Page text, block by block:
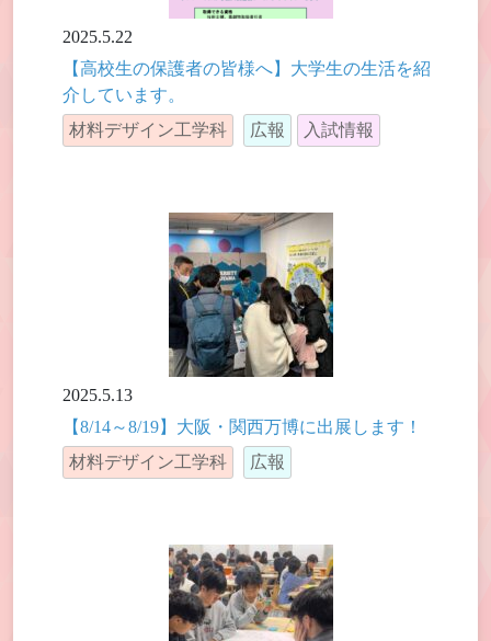
2025.5.22
【高校生の保護者の皆様へ】大学生の生活を紹
介しています。
材料デザイン工学科
広報 入試情報
2025.5.13
【8/14～8/19】大阪・関西万博に出展します！
材料デザイン工学科
広報